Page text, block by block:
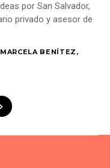
por San Salvador,
privado y asesor de
BENÍTEZ,